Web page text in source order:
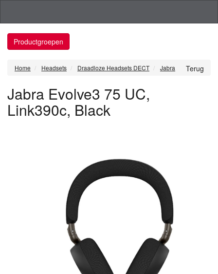
Productgroepen
Terug
Home Headsets Draadloze Headsets DECT Jabra
Jabra Evolve3 75 UC,
Link390c, Black